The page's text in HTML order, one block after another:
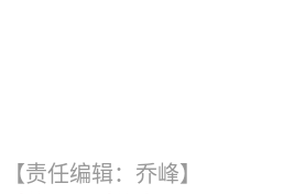
【责任编辑：乔峰】